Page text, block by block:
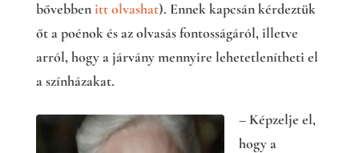
bővebbenitt olvashat). Ennek kapcsán kérdeztük
őt a poénok és az olvasás fontosságáról, illetve
arról, hogy a járvány mennyire lehetetlenítheti el
a színházakat.
– Képzelje el,
hogy a